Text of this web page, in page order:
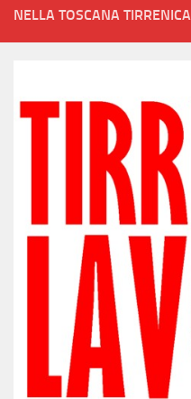
NELLA TOSCANA TIRRENICA